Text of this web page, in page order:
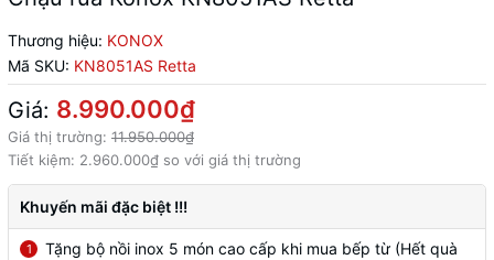
Thương hiệu: KONOX
Mã SKU: KN8051AS Retta
Giá: 8.990.000₫
Giá thị trường: 11.950.000₫
Tiết kiệm: 2.960.000₫ so với giá thị trường
Khuyến mãi đặc biệt !!!
1
Tặng bộ nồi inox 5 món cao cấp khi mua bếp từ (Hết quà